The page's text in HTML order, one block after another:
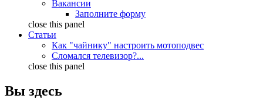
Вакансии
Заполните форму
close this panel
Статьи
Как "чайнику" настроить мотоподвес
Сломался телевизор?...
close this panel
Вы здесь